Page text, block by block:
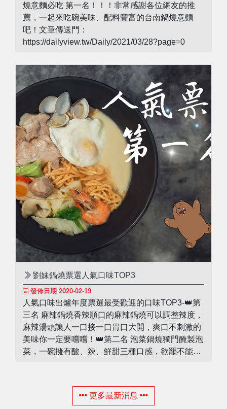
燒意麵必吃 第一名！！！非常感謝各位網友的推
薦，一起來吃碗美味、配料豐富的台南鍋燒意麵
吧！文章傳送門：
https://dailyview.tw/Daily/2021/03/28?page=0
劉妹鍋燒票選人氣口味TOP3
發佈日期 2020-02-19
人氣口味出爐年度票選最受歡迎的口味TOP3-👑第
三名 麻辣鍋燒香辣順口的麻辣鍋燒可以調整辣度，
麻辣湯頭讓人一口接一口胃口大開，爽口不刺激的
美味你一定要嚐嚐！👑第二名 泡菜鍋燒獨門醃製泡
菜，一碗擁有酸、辣、鮮甜三種口感，欲罷不能的
郁奶香，香甜滑順好幸福，順口不膩口的人氣第一
名非牛奶鍋燒莫屬💕！-您喜歡的口味上榜了嗎？
更多最新消息